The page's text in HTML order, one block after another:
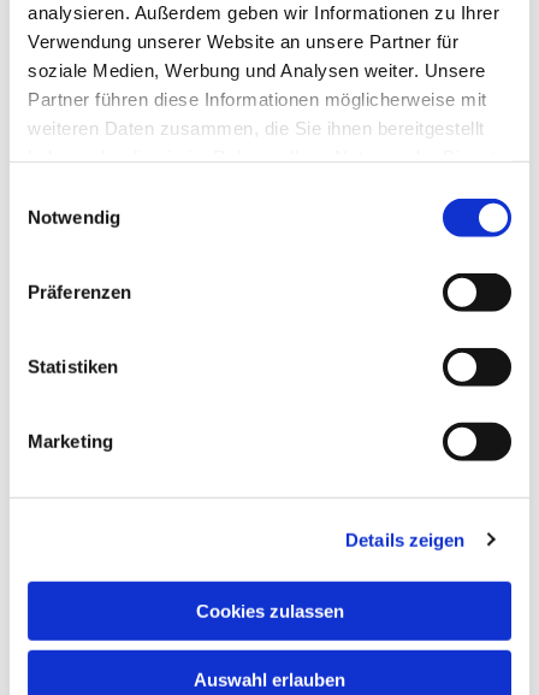
analysieren. Außerdem geben wir Informationen zu Ihrer
Verwendung unserer Website an unsere Partner für
soziale Medien, Werbung und Analysen weiter. Unsere
Partner führen diese Informationen möglicherweise mit
weiteren Daten zusammen, die Sie ihnen bereitgestellt
Notwendig
Präferenzen
Statistiken
Marketing
Details zeigen
Cookies zulassen
Auswahl erlauben
Dies könnte Sie auch
interessieren